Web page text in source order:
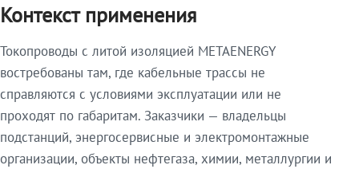
Контекст применения
Токопроводы с литой изоляцией METAENERGY
востребованы там, где кабельные трассы не
справляются с условиями эксплуатации или не
проходят по габаритам. Заказчики — владельцы
подстанций, энергосервисные и электромонтажные
организации, объекты нефтегаза, химии, металлургии и